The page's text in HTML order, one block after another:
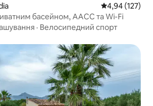
Середня
4,94 (127)
басейном, AACC та Wi-Fi
· Велосипедний спорт